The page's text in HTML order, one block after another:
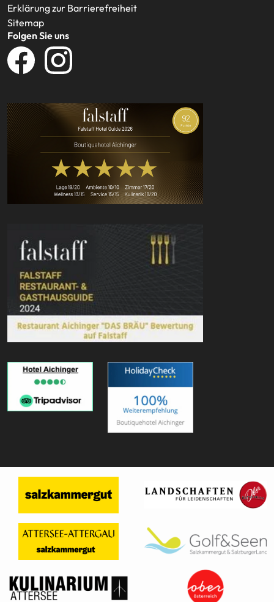
Erklärung zur Barrierefreiheit
Sitemap
Folgen Sie uns